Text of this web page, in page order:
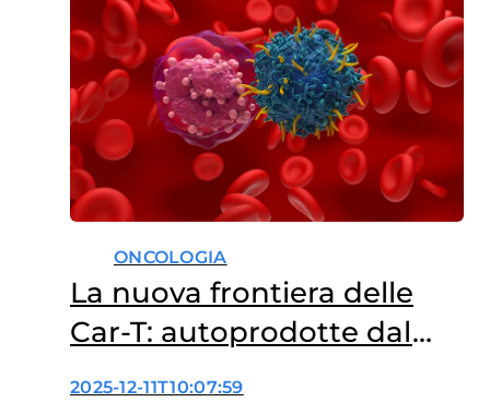
ONCOLOGIA
La nuova frontiera delle
Car-T: autoprodotte dal
corpo?
2025-12-11T10:07:59